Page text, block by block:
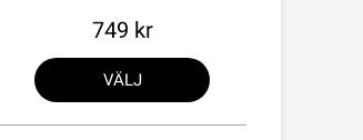
749
VÄLJ